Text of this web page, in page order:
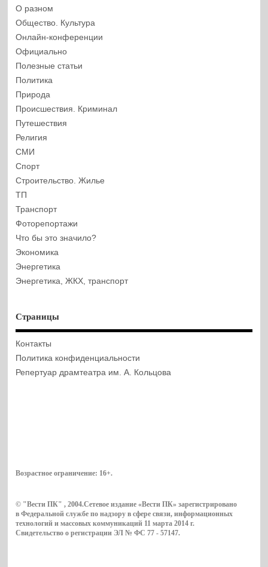
О разном
Общество. Культура
Онлайн-конференции
Официально
Полезные статьи
Политика
Природа
Происшествия. Криминал
Путешествия
Религия
СМИ
Спорт
Строительство. Жилье
ТП
Транспорт
Фоторепортажи
Что бы это значило?
Экономика
Энергетика
Энергетика, ЖКХ, транспорт
Страницы
Контакты
Политика конфиденциальности
Репертуар драмтеатра им. А. Кольцова
Возрастное ограничение: 16+.
© "Вести ПК" , 2004.Сетевое издание «Вести ПК» зарегистрировано
в Федеральной службе по надзору в сфере связи, информационных
технологий и массовых коммуникаций 11 марта 2014 г.
Свидетельство о регистрации ЭЛ № ФС 77 - 57147.